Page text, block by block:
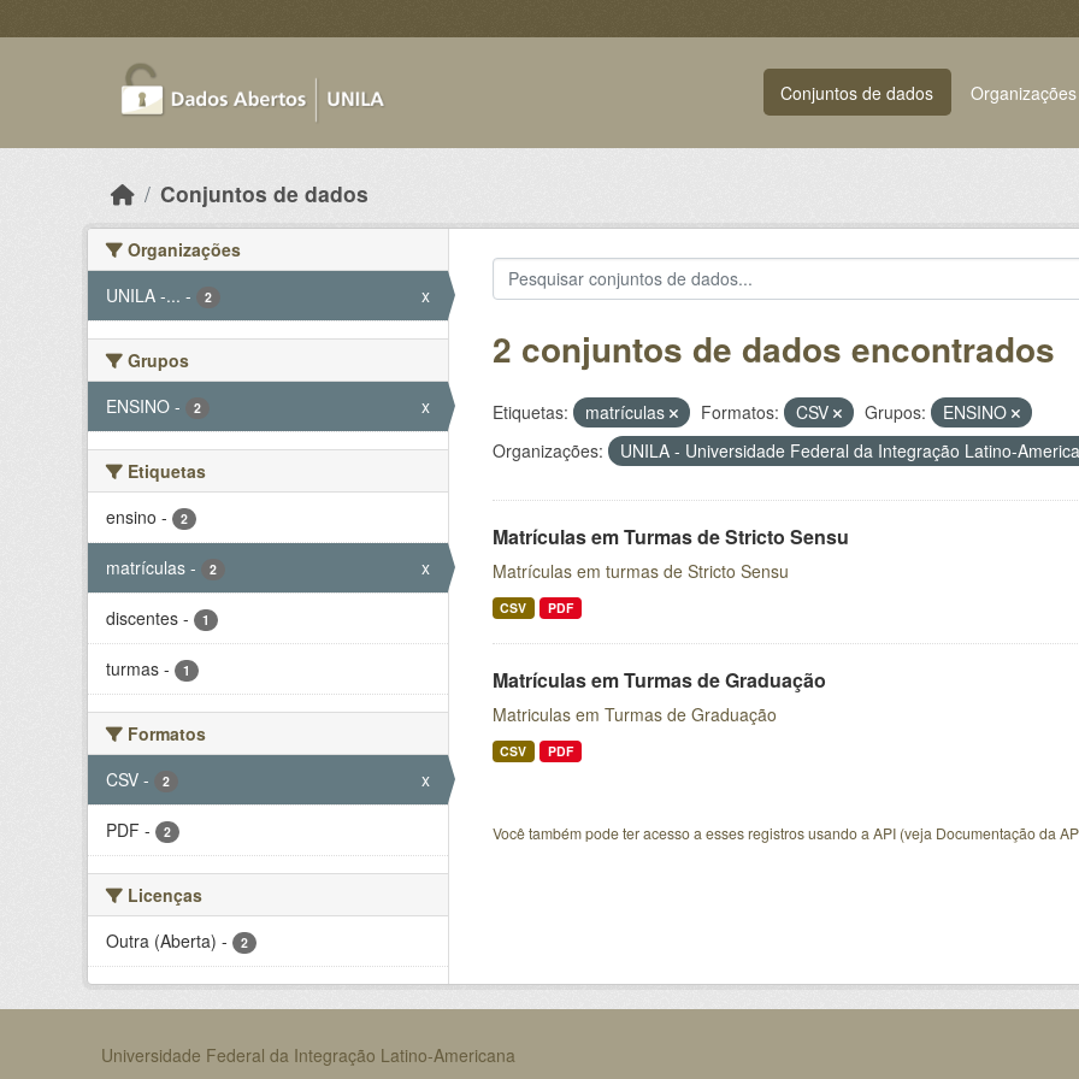
Conjuntos de dados Organizações
Conjuntos de dados
Organizações
UNILA -... - 2 x
Grupos
ENSINO - 2 x
Etiquetas
ensino - 2
matrículas - 2 x
discentes - 1
turmas - 1
Formatos
CSV - 2 x
PDF - 2
Licenças
Outra (Aberta) - 2
2 conjuntos de dados encontrados
Etiquetas: matrículas Formatos: CSV Grupos:
ENSINO
Organizações:
UNILA - Universidade Federal da Integração Latino-
Matrículas em Turmas de Stricto Sensu
Matrículas em turmas de Stricto Sensu
CSV PDF
Matrículas em Turmas de Graduação
Matriculas em Turmas de Graduação
CSV PDF
Você também pode ter acesso a esses registros usando a API(veja Documentação da
Universidade Federal da Integração Latino-Americana